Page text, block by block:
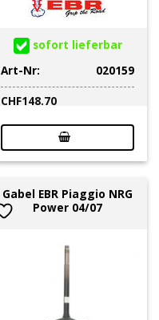
sofort lieferbar
Art-Nr:
020159
CHF148.70
Gabel EBR Piaggio NRG
Power 04/07